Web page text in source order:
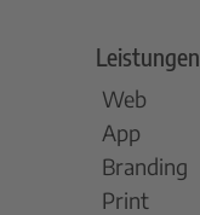
Leistungen
Web
App
Branding
Print